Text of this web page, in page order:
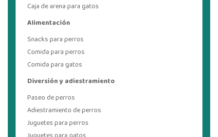
Caja de arena para gatos
Alimentación
Snacks para perros
Comida para perros
Comida para gatos
Diversión y adiestramiento
Paseo de perros
Adiestramiento de perros
Juguetes para perros